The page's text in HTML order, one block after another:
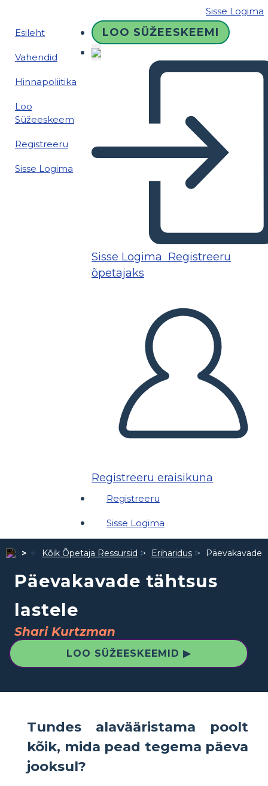
Sisse Logima
Esileht
Vahendid
Hinnapoliitika
Loo
Süžeeskeem
Registreeru
Sisse Logima
LOO SÜŽEESKEEMI
Sisse Logima Registreeru
õpetajaks
Registreeru eraisikuna
Registreeru
Sisse Logima
Kõik Õpetaja Ressursid Eriharidus Päevakavade
Päevakavade tähtsus
lastele
Shari Kurtzman
LOO SÜŽEESKEEMID ▶
Tundes alavääristama poolt
kõik, mida pead tegema päeva
jooksul?